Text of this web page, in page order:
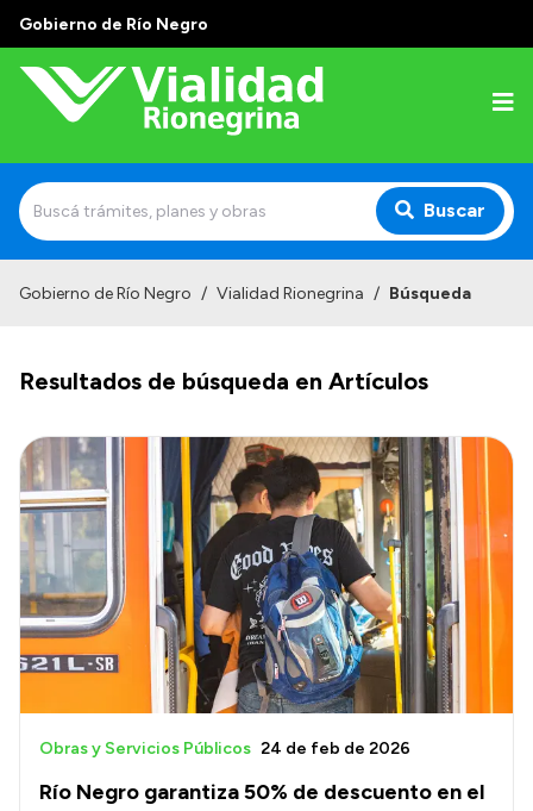
Gobierno de Río Negro
Buscar
Funciones
Autoridades
Delegaciones
Normativa
Historia Vial
Mi Vial
Recibos de sueldo
Correo oficial
Gobierno de Río Negro / Vialidad Rionegrina / Búsqueda
Resultados de búsqueda en Artículos
Río Negro garantiza 50% de descuento en el
Obras y Servicios Públicos 24 de feb de 2026